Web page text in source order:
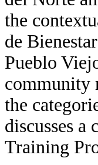
the
de
Pueblo
community
the
discusses
Training